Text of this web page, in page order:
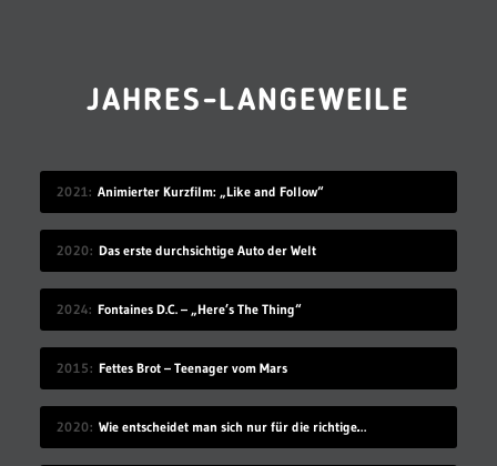
JAHRES-LANGEWEILE
2021 Animierter Kurzfilm: „Like and Follow“
2020 Das erste durchsichtige Auto der Welt
2024 Fontaines D.C. – „Here’s The Thing“
2015 Fettes Brot – Teenager vom Mars
2020 Wie entscheidet man sich nur für die richtige Idee?